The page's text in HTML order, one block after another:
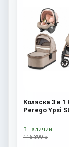
Коляска 3 в 1
Perego Ypsi
116 399 р
В наличии